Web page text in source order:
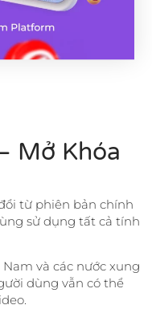
Mở Khóa
từ phiên bản chính
sử dụng tất cả tính
và các nước xung
dùng vẫn có thể